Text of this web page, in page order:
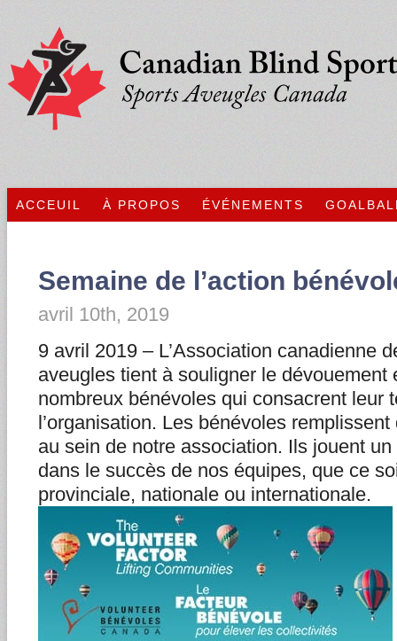
ACCEUIL À PROPOS ÉVÉNEMENTS
Semaine de l’action
avril 10th, 2019
9 avril 2019 – L’Association canadienne
aveugles tient à souligner le dévouement
nombreux bénévoles qui consacrent leur
l’organisation. Les bénévoles
au sein de notre association. Ils jouent
dans le succès de nos équipes, que ce
provinciale, nationale ou internationale.